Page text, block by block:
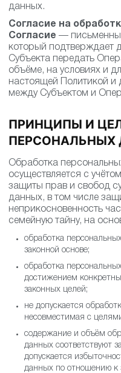
данных.
Согласие на
Согласие —
который подтверждает
Субъекта передать
объёме, на условиях и
настоящей Политикой и
между Субъектом и
ПРИНЦИПЫ И
ПЕРСОНАЛЬНЫХ
Обработка
осуществляется с
защиты прав и свобод
данных, в том числе
неприкосновенность
семейную тайну, на
обработка
законной основе;
обработка
достижением
законных целей;
не допускается
несовместимая с
содержание и объём
данных соответствуют
допускается
данных по отношению к